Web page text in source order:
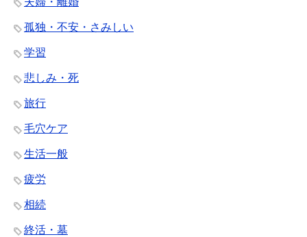
孤独・不安・さみしい
学習
悲しみ・死
旅行
毛穴ケア
生活一般
疲労
相続
終活・墓